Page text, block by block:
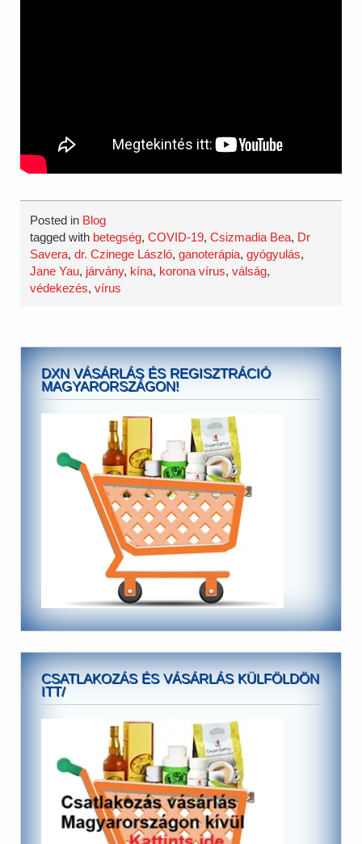
Posted in Blog
tagged with betegség,COVID-19,Csizmadia Bea, Dr
Savera,dr. Czinege László,ganoterápia,gyógyulás,
Jane Yau, járvány, kína, korona vírus,válság,
védekezés,vírus
DXN VÁSÁRLÁS ÉS REGISZTRÁCIÓ
MAGYARORSZÁGON!
CSATLAKOZÁS ÉS VÁSÁRLÁS KÜLFÖLDÖN
ITT/